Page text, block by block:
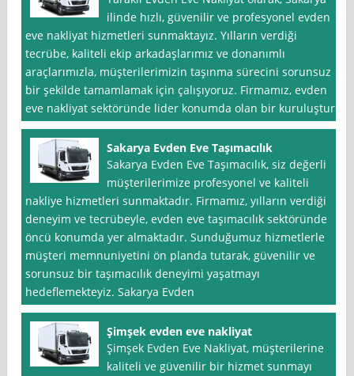
ilinde hızlı, güvenilir ve profesyonel evden
eve nakliyat hizmetleri sunmaktayız. Yılların verdiği
tecrübe, kaliteli ekip arkadaşlarımız ve donanımlı
araçlarımızla, müşterilerimizin taşınma sürecini sorunsuz
bir şekilde tamamlamak için çalışıyoruz. Firmamız, evden
eve nakliyat sektöründe lider konumda olan bir kuruluştur.
Sakarya Evden Eve Taşımacılık
Sakarya Evden Eve Taşımacılık, siz değerli
müşterilerimize profesyonel ve kaliteli
nakliye hizmetleri sunmaktadır. Firmamız, yılların verdiği
deneyim ve tecrübeyle, evden eve taşımacılık sektöründe
öncü konumda yer almaktadır. Sunduğumuz hizmetlerle
müşteri memnuniyetini ön planda tutarak, güvenilir ve
sorunsuz bir taşımacılık deneyimi yaşatmayı
hedeflemekteyiz. Sakarya Evden
Şimşek evden eve nakliyat
Şimşek Evden Eve Nakliyat, müşterilerine
kaliteli ve güvenilir bir hizmet sunmayı